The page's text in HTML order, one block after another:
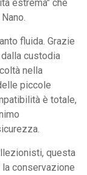
estrema" che
fluida. Grazie
custodia
nella
piccole
è totale,
questa
conservazione